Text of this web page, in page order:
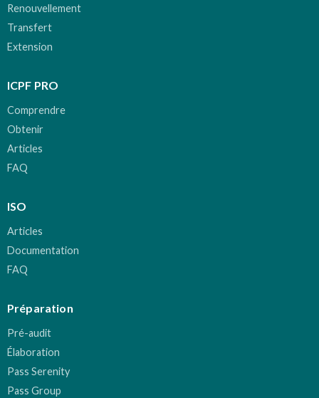
Renouvellement
Transfert
Extension
ICPF PRO
Comprendre
Obtenir
Articles
FAQ
ISO
Articles
Documentation
FAQ
Préparation
Pré-audit
Élaboration
Pass Serenity
Pass Group